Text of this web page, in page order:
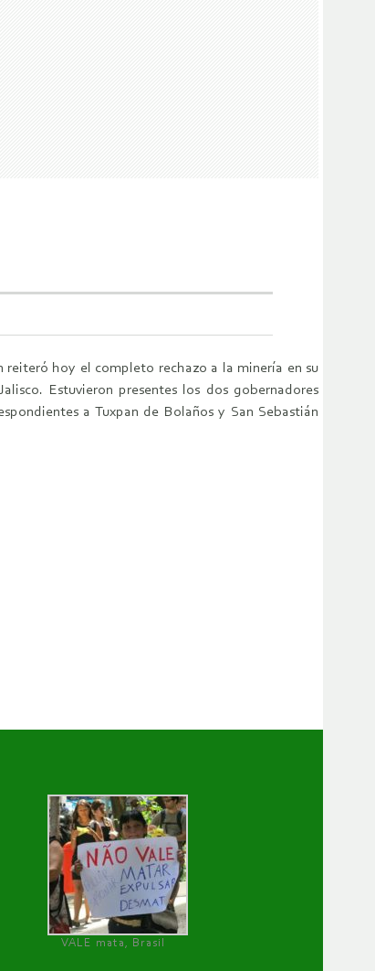
reiteró hoy el completo rechazo a la minería en su
Estuvieron presentes los dos gobernadores
a Tuxpan de Bolaños y San Sebastián
VALE mata, Brasil